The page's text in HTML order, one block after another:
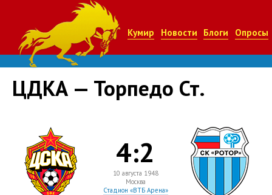
Кумир Новости Блоги Опросы
ЦДКА — Торпедо Ст.
4:2
10 августа 1948
Москва
Стадион «ВТБ Арена»